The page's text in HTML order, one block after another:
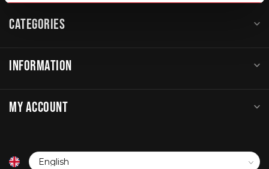
CATEGORIES
INFORMATION
MY ACCOUNT